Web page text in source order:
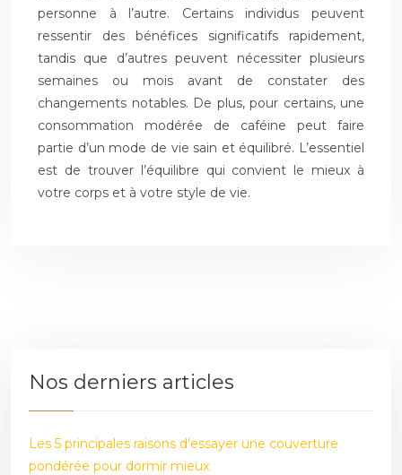
personne à l’autre. Certains individus peuvent
ressentir des bénéfices significatifs rapidement,
tandis que d’autres peuvent nécessiter plusieurs
semaines ou mois avant de constater des
changements notables. De plus, pour certains, une
consommation modérée de caféine peut faire
partie d’un mode de vie sain et équilibré. L’essentiel
est de trouver l’équilibre qui convient le mieux à
votre corps et à votre style de vie.
Nos derniers articles
Les 5 principales raisons d’essayer une couverture
pondérée pour dormir mieux